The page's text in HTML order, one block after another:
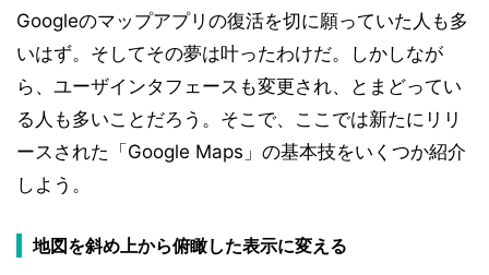
Googleのマップアプリの復活を切に願っていた人も多
いはず。そしてその夢は叶ったわけだ。しかしなが
ら、ユーザインタフェースも変更され、とまどってい
る人も多いことだろう。そこで、ここでは新たにリリ
ースされた「Google Maps」の基本技をいくつか紹介
しよう。
地図を斜め上から俯瞰した表示に変える